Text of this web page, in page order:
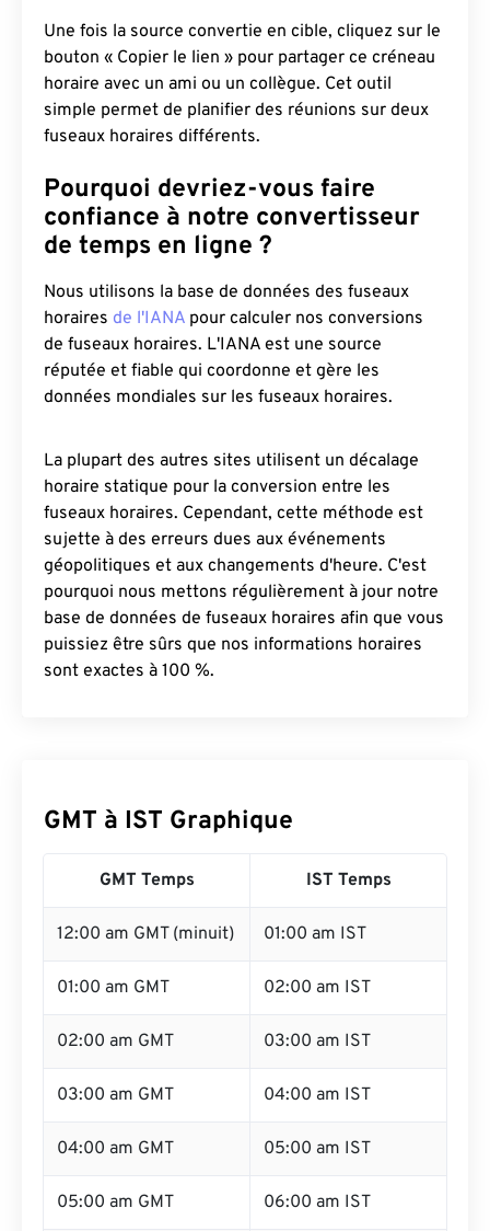
Une fois la source convertie en cible, cliquez sur le
bouton « Copier le lien » pour partager ce créneau
horaire avec un ami ou un collègue. Cet outil
simple permet de planifier des réunions sur deux
fuseaux horaires différents.
Pourquoi devriez-vous faire
confiance à notre convertisseur
de temps en ligne ?
Nous utilisons la base de données des fuseaux
horaires de l'IANA pour calculer nos conversions
de fuseaux horaires. L'IANA est une source
réputée et fiable qui coordonne et gère les
données mondiales sur les fuseaux horaires.
La plupart des autres sites utilisent un décalage
horaire statique pour la conversion entre les
fuseaux horaires. Cependant, cette méthode est
sujette à des erreurs dues aux événements
géopolitiques et aux changements d'heure. C'est
pourquoi nous mettons régulièrement à jour notre
base de données de fuseaux horaires afin que vous
puissiez être sûrs que nos informations horaires
sont exactes à 100 %.
GMT à IST Graphique
GMT Temps IST Temps
12:00 am GMT (minuit) 01:00 am IST
01:00 am GMT 02:00 am IST
02:00 am GMT 03:00 am IST
03:00 am GMT 04:00 am IST
04:00 am GMT 05:00 am IST
05:00 am GMT 06:00 am IST